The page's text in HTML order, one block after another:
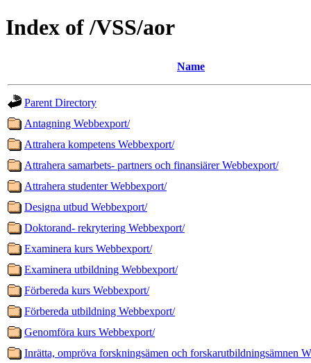
Index of /VSS/aor
Name
Parent Directory
Antagning Webbexport/
Attrahera kompetens Webbexport/
Attrahera samarbets- partners och finansiärer Webbexport/
Attrahera studenter Webbexport/
Designa utbud Webbexport/
Doktorand- rekrytering Webbexport/
Examinera kurs Webbexport/
Examinera utbildning Webbexport/
Förbereda kurs Webbexport/
Förbereda utbildning Webbexport/
Genomföra kurs Webbexport/
Inrätta, ompröva forskningsämen och forskarutbildningsämnen